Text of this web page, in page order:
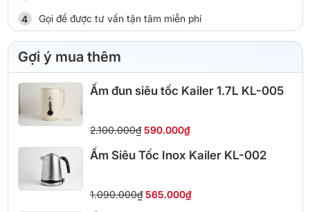
Gọi để được tư vấn tận tâm miễn phí
Gợi ý mua thêm
Ấm đun siêu tốc Kailer 1.7L KL-005
2.100.000₫ 590.000₫
Ấm Siêu Tốc Inox Kailer KL-002
1.090.000₫ 565.000₫